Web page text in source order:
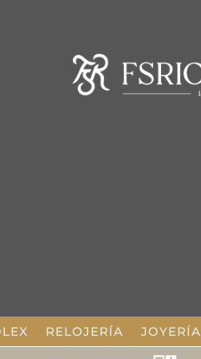
RELOJERÍA JOYERÍA